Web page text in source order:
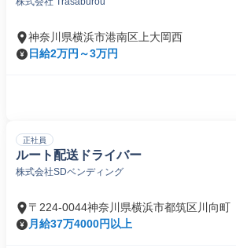
神奈川県横浜市港南区上大岡西
日給2万円～3万円
正社員
ルート配送ドライバー
株式会社SDベンディング
〒224-0044神奈川県横浜市都筑区川向町
月給37万4000円以上